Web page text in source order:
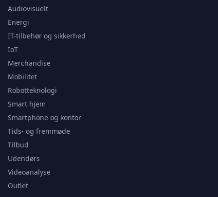
Audiovisuelt
Energi
IT-tilbehør og sikkerhed
IoT
Merchandise
Mobilitet
Robotteknologi
Smart hjem
Smartphone og kontor
Tids- og fremmøde
Tilbud
Udendørs
Videoanalyse
Outlet